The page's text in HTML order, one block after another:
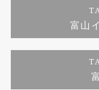
福井指輪工房｜手作
福井工房｜手作り婚約
富山